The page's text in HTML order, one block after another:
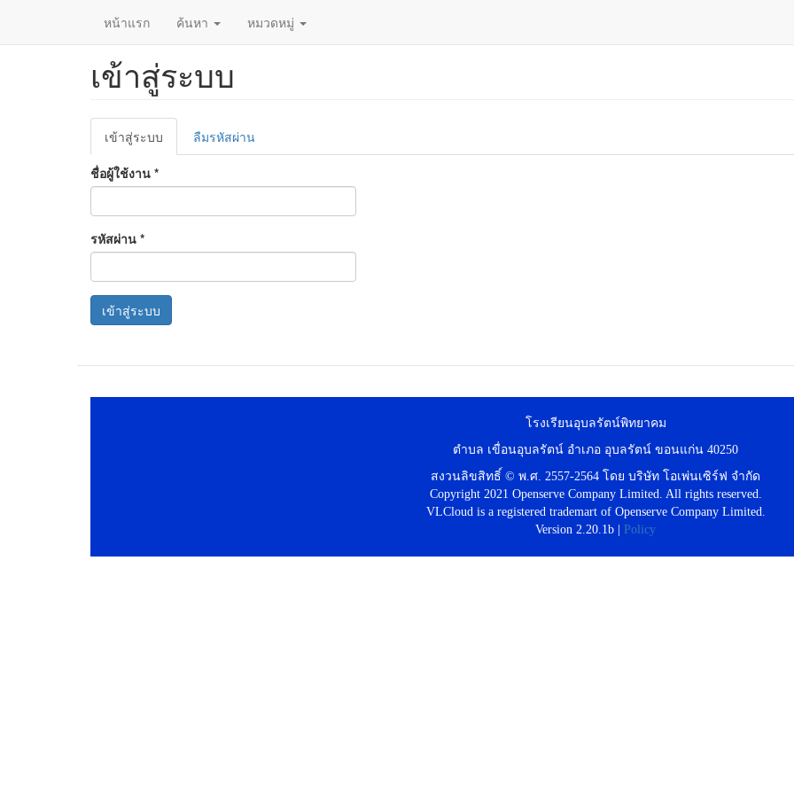
หน้าแรก ค้นหา หมวดหมู่
เข้าสู่ระบบ
Primary
tabs
เข้าสู่ระบบ
ปัจจุบัน)
ลืมรหัสผ่าน
ชื่อผู้ใช้งาน *
รหัสผ่าน *
เข้าสู่ระบบ
โรงเรียนอุบลรัตน์พิทยาคม
ตำบล เขื่อนอุบลรัตน์ อำเภอ อุบลรัตน์ ขอนแก่น 40250
สงวนลิขสิทธิ์ © พ.ศ. 2557-2564 โดย บริษัท โอเพ่นเซิร์ฟ จำกัด
Copyright 2021 Openserve Company Limited. All rights reserved.
VLCloud is a registered trademart of Openserve Company Limited.
Version 2.20.1b |
Policy